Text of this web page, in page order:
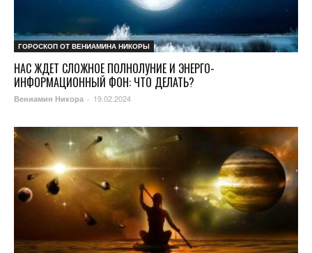
ГОРОСКОП ОТ ВЕНИАМИНА НИКОРЫ
НАС ЖДЕТ СЛОЖНОЕ ПОЛНОЛУНИЕ И ЭНЕРГО-
ИНФОРМАЦИОННЫЙ ФОН: ЧТО ДЕЛАТЬ?
Вениамин Никора - 19.02.2024